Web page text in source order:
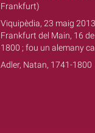
Frankfurt)
Viquipèdia, 23 maig
Frankfurt del Main, 16
1800 ; fou un alemany
Adler, Natan, 1741-1800